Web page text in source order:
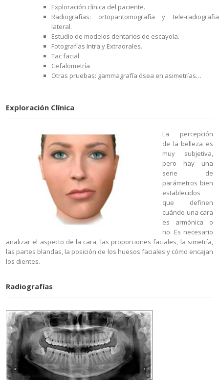
Exploración clínica del paciente.
Radiografías: ortopantomografía y tele-radiografia
lateral.
Estudio de modelos dentarios de escayola.
Fotografías Intra y Extraorales.
Tac facial
Cefalometría
Otras pruebas: gammagrafía ósea en asimetrías…
Exploración Clínica
La percepción
de la belleza es
muy subjetiva,
pero hay una
serie de
parámetros bien
establecidos
que definen
cuándo una cara
es armónica o
no. Es necesario
analizar el aspecto de la cara, las proporciones faciales, la simetría,
las partes blandas, la posición de los huesos faciales y cómo encajan
los dientes.
Radiografías